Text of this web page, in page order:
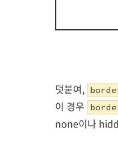
덧붙여,
이 경우
none이나